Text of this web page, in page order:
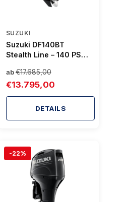
SUZUKI
Suzuki DF140BT
Stealth Line – 140 PS
& Umweltfreundlich
ab€17.685,00
€13.795,00
DETAILS
-22%